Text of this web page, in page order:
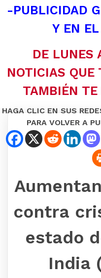
-PUBLICIDAD
Y EN
DE LUNES
NOTICIAS QUE
TAMBIÉN
HAGA CLIC EN SUS
PARA VOLVER A
contra
estado
India